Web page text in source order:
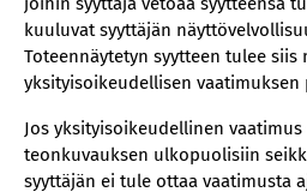
kuuluvat syyttäjän
Toteennäytetyn syytteen tulee siis
yksityisoikeudellisen vaatimuksen
Jos yksityisoikeudellinen
teonkuvauksen ulkopuolisiin
syyttäjän ei tule ottaa vaatimusta